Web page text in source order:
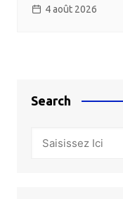
4 août 2026
Search